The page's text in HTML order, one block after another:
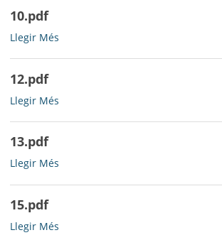
10.pdf
10.pdf
Llegir Més
12.pdf
12.pdf
Llegir Més
13.pdf
13.pdf
Llegir Més
15.pdf
15.pdf
Llegir Més